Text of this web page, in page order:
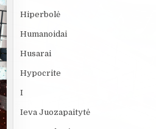
Hiperbolė
Humanoidai
Husarai
Hypocrite
I
Ieva Juozapaitytė